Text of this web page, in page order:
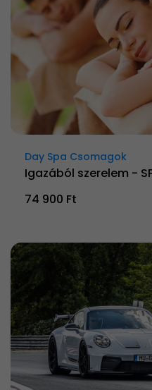
Day Spa Csomagok
Igazából szerelem -
74 900 Ft